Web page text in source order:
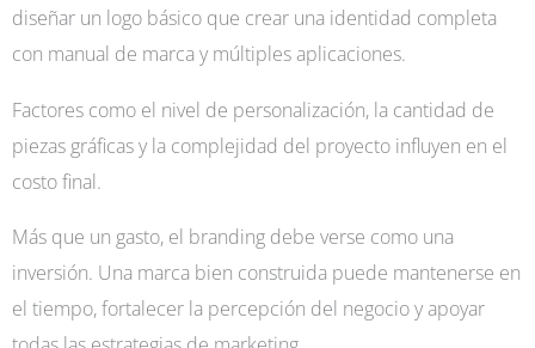
diseñar un logo básico que crear una identidad completa
con manual de marca y múltiples aplicaciones.
Factores como el nivel de personalización, la cantidad de
piezas gráficas y la complejidad del proyecto influyen en el
costo final.
Más que un gasto, el branding debe verse como una
inversión. Una marca bien construida puede mantenerse en
el tiempo, fortalecer la percepción del negocio y apoyar